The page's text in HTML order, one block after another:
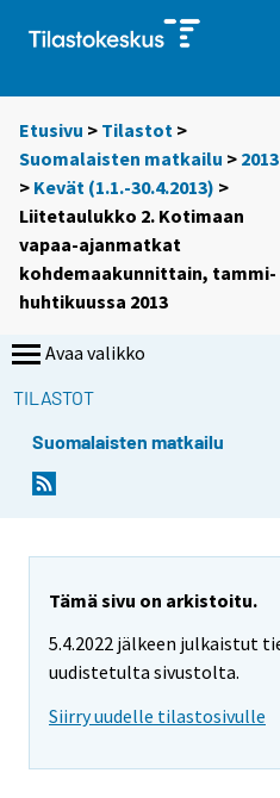
Etusivu > Tilastot >
Suomalaisten matkailu > 2013
> Kevät (1.1.-30.4.2013) >
Liitetaulukko 2. Kotimaan
vapaa-ajanmatkat
kohdemaakunnittain, tammi-
huhtikuussa 2013
Avaa valikko
TILASTOT
Suomalaisten matkailu
Tämä sivu on arkistoitu.
5.4.2022 jälkeen julkaistut
uudistetulta sivustolta.
Siirry uudelle tilastosivulle